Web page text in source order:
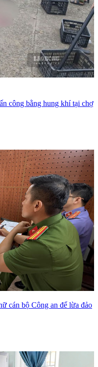
công bằng hung khí tại chợ
cán bộ Công an để lừa đảo